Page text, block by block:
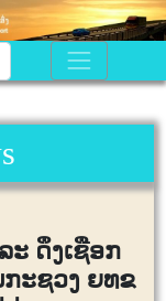
ະ ດຶງເຊືອກ
ະຊວງ ຍທຂ